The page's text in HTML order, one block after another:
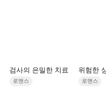
검사의 은밀한 치료
로맨스
위험한
로맨스